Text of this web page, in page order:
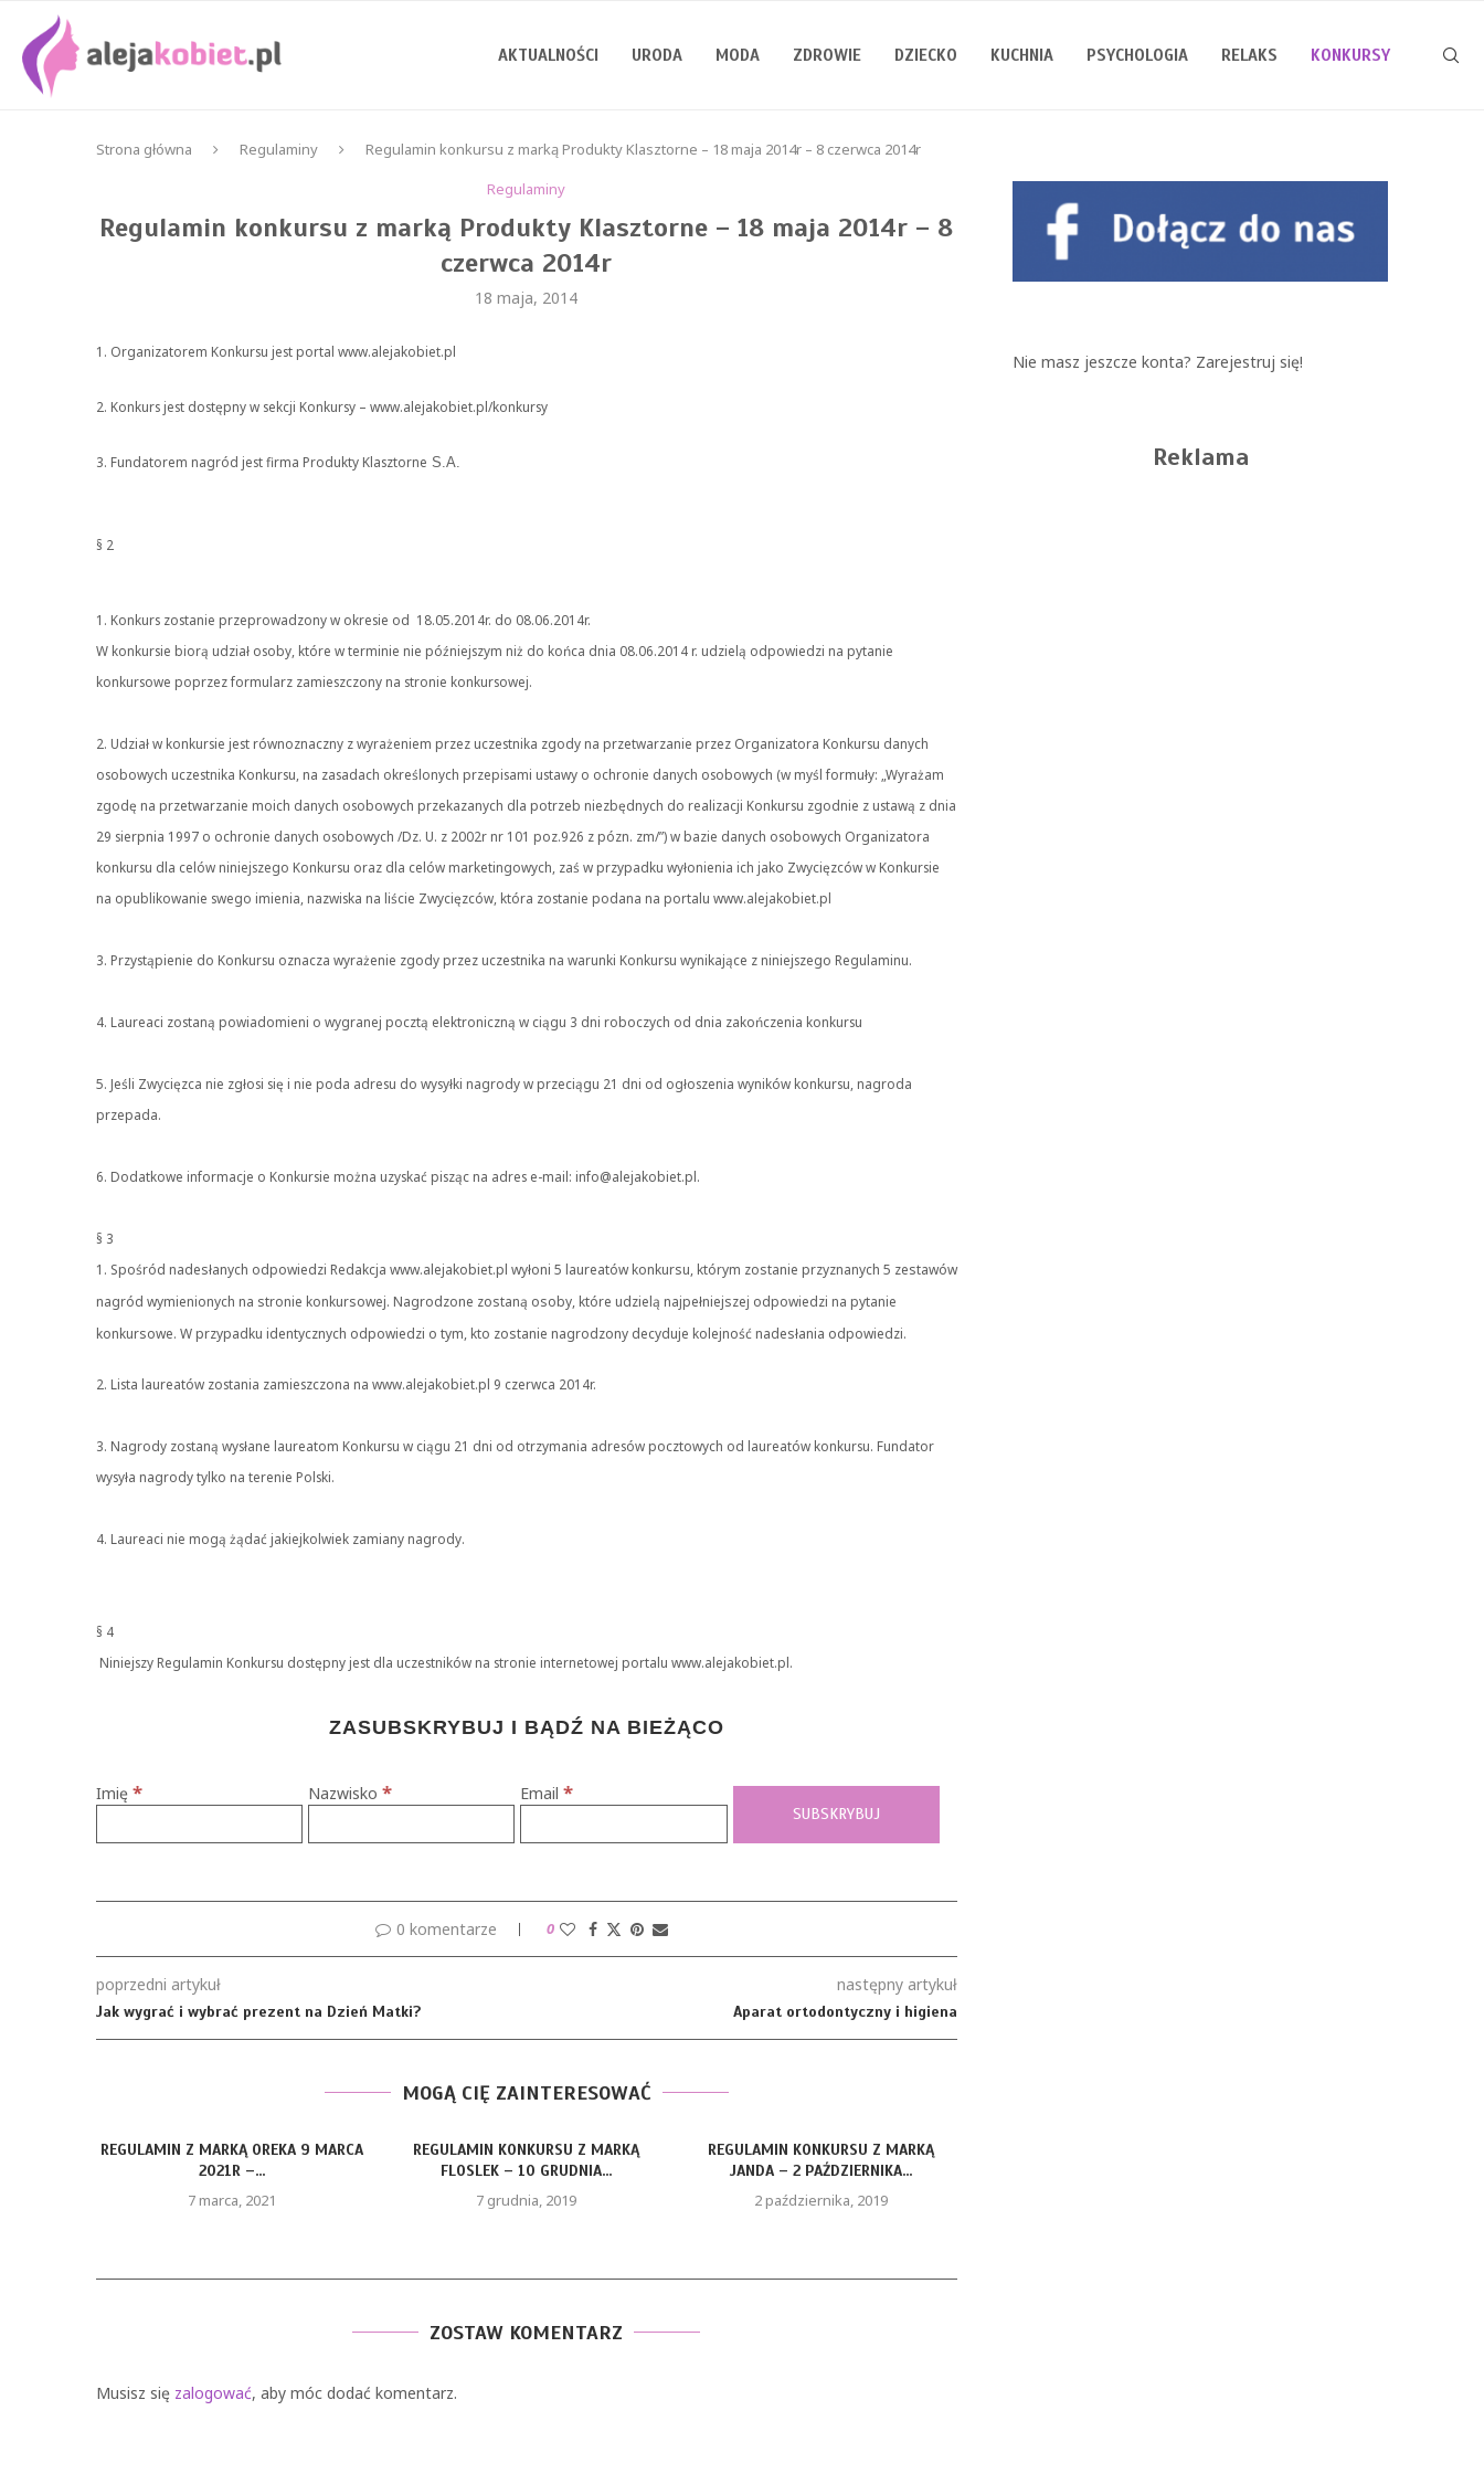
AKTUALNOŚCI URODA MODA ZDROWIE DZIECKO KUCHNIA PSYCHOLOGIA RELAKS KONKURSY
Strona główna Regulaminy
Regulamin konkursu z marką Produkty Klasztorne – 18 maja 2014r – 8 czerwca 2014r
Regulaminy
Regulamin konkursu z marką Produkty Klasztorne – 18 maja 2014r – 8
czerwca 2014r
18 maja, 2014
1. Organizatorem Konkursu jest portal www.alejakobiet.pl
2. Konkurs jest dostępny w sekcji Konkursy – www.alejakobiet.pl/konkursy
3. Fundatorem nagród jest firma Produkty Klasztorne S.A.
§ 2
1. Konkurs zostanie przeprowadzony w okresie od 18.05.2014r. do 08.06.2014r.
W konkursie biorą udział osoby, które w terminie nie późniejszym niż do końca dnia 08.06.2014 r. udzielą odpowiedzi na pytanie
konkursowe poprzez formularz zamieszczony na stronie konkursowej.
2. Udział w konkursie jest równoznaczny z wyrażeniem przez uczestnika zgody na przetwarzanie przez Organizatora Konkursu danych
osobowych uczestnika Konkursu, na zasadach określonych przepisami ustawy o ochronie danych osobowych (w myśl formuły: „Wyrażam
zgodę na przetwarzanie moich danych osobowych przekazanych dla potrzeb niezbędnych do realizacji Konkursu zgodnie z ustawą z dnia
29 sierpnia 1997 o ochronie danych osobowych /Dz. U. z 2002r nr 101 poz.926 z pózn. zm/”) w bazie danych osobowych Organizatora
konkursu dla celów niniejszego Konkursu oraz dla celów marketingowych, zaś w przypadku wyłonienia ich jako Zwycięzców w Konkursie
na opublikowanie swego imienia, nazwiska na liście Zwycięzców, która zostanie podana na portalu www.alejakobiet.pl
3. Przystąpienie do Konkursu oznacza wyrażenie zgody przez uczestnika na warunki Konkursu wynikające z niniejszego Regulaminu.
4. Laureaci zostaną powiadomieni o wygranej pocztą elektroniczną w ciągu 3 dni roboczych od dnia zakończenia konkursu
5. Jeśli Zwycięzca nie zgłosi się i nie poda adresu do wysyłki nagrody w przeciągu 21 dni od ogłoszenia wyników konkursu, nagroda
przepada.
6. Dodatkowe informacje o Konkursie można uzyskać pisząc na adres e-mail: info@alejakobiet.pl.
§ 3
1. Spośród nadesłanych odpowiedzi Redakcja www.alejakobiet.pl wyłoni 5 laureatów konkursu, którym zostanie przyznanych 5 zestawów
nagród wymienionych na stronie konkursowej. Nagrodzone zostaną osoby, które udzielą najpełniejszej odpowiedzi na pytanie
konkursowe. W przypadku identycznych odpowiedzi o tym, kto zostanie nagrodzony decyduje kolejność nadesłania odpowiedzi.
2. Lista laureatów zostania zamieszczona na www.alejakobiet.pl 9 czerwca 2014r.
3. Nagrody zostaną wysłane laureatom Konkursu w ciągu 21 dni od otrzymania adresów pocztowych od laureatów konkursu. Fundator
wysyła nagrody tylko na terenie Polski.
4. Laureaci nie mogą żądać jakiejkolwiek zamiany nagrody.
§ 4
Niniejszy Regulamin Konkursu dostępny jest dla uczestników na stronie internetowej portalu www.alejakobiet.pl.
ZASUBSKRYBUJ I BĄDŹ NA BIEŻĄCO
Imię * Nazwisko* Email*
0 komentarze 0
poprzedni artykuł
Jak wygrać i wybrać prezent na Dzień Matki?
następny artykuł
Aparat ortodontyczny i higiena
MOGĄ CIĘ ZAINTERESOWAĆ
REGULAMIN Z MARKĄ OREKA 9 MARCA
2021R –...
7 marca, 2021
REGULAMIN KONKURSU Z MARKĄ
FLOSLEK – 10 GRUDNIA...
7 grudnia, 2019
REGULAMIN KONKURSU Z MARKĄ
JANDA – 2 PAŹDZIERNIKA...
2 października, 2019
ZOSTAW KOMENTARZ
Musisz się zalogować, aby móc dodać komentarz.
Nie masz jeszcze konta? Zarejestruj się!
Reklama